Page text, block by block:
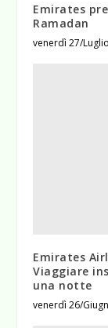
Emirates
Ramadan
venerdì 27/
Emirates
Viaggiare
una notte
venerdì 26/